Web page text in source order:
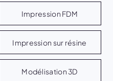
Impression FDM
Impression sur résine
Modélisation 3D